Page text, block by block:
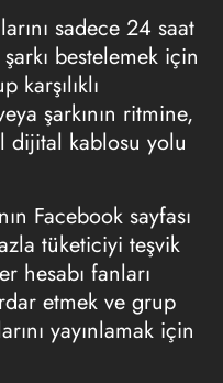
sadece 24 saat
bestelemek için
karşılıklı
şarkının ritmine,
dijital kablosu yolu
Facebook sayfası
tüketiciyi teşvik
hesabı fanları
etmek ve grup
yayınlamak için